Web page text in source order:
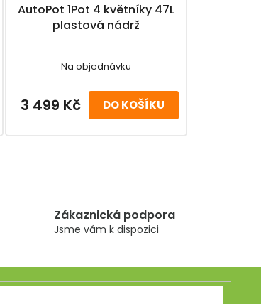
AutoPot 1Pot 4 květníky 47L
plastová nádrž
Na objednávku
DO KOŠÍKU
3 499 Kč
Zákaznická podpora
Jsme vám k dispozici